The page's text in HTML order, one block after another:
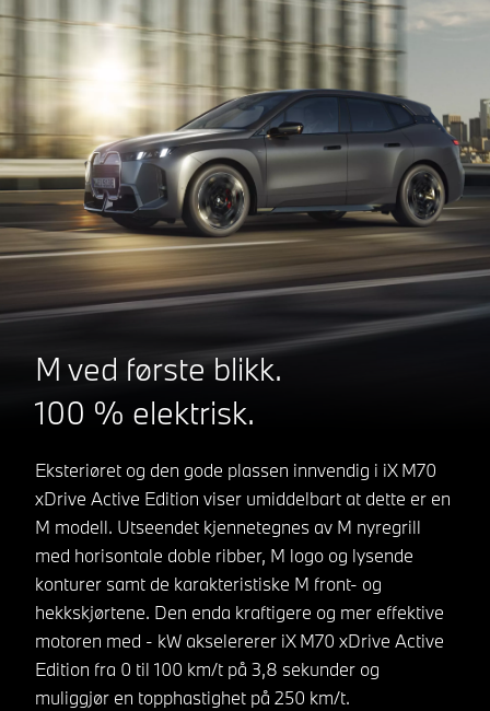
M ved første blikk.
100 % elektrisk.
Eksteriøret og den gode plassen innvendig i iX M70
xDrive Active Edition viser umiddelbart at dette er en
M modell. Utseendet kjennetegnes av M nyregrill
med horisontale doble ribber, M logo og lysende
konturer samt de karakteristiske M front- og
hekkskjørtene. Den enda kraftigere og mer effektive
motoren med - kW akselererer iX M70 xDrive Active
Edition fra 0 til 100 km/t på 3,8 sekunder og
muliggjør en topphastighet på 250 km/t.